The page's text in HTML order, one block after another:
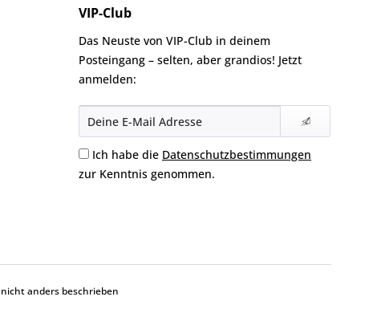
VIP-Club
Das Neuste von VIP-Club in deinem
Posteingang – selten, aber grandios! Jetzt
anmelden:
Ich habe die Datenschutzbestimmungen
zur Kenntnis genommen.
anders beschrieben